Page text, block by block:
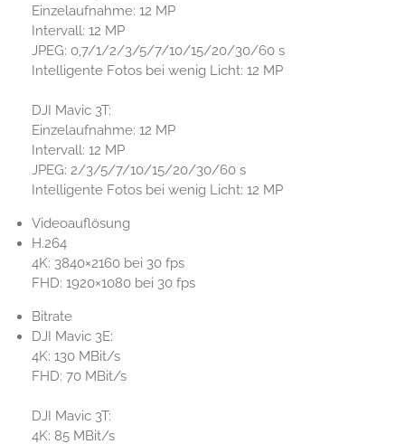
Einzelaufnahme: 12 MP
Intervall: 12 MP
JPEG: 0,7/1/2/3/5/7/10/15/20/30/60 s
Intelligente Fotos bei wenig Licht: 12 MP
DJI Mavic 3T:
Einzelaufnahme: 12 MP
Intervall: 12 MP
JPEG: 2/3/5/7/10/15/20/30/60 s
Intelligente Fotos bei wenig Licht: 12 MP
Videoauflösung
H.264
4K: 3840×2160 bei 30 fps
FHD: 1920×1080 bei 30 fps
Bitrate
DJI Mavic 3E:
4K: 130 MBit/s
FHD: 70 MBit/s
DJI Mavic 3T:
4K: 85 MBit/s